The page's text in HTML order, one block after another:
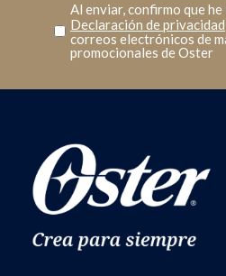
Al enviar, confirmo que
Declaración de privacidad
correos electrónicos de
promocionales de Oster